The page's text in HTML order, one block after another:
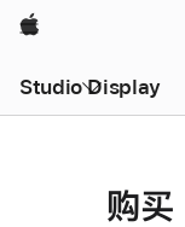
Apple
Studio Display
购